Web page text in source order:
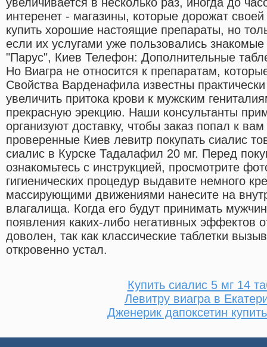
интеренет - магазины, которые дорожат
купить хорошие настоящие препараты, но
если их услугами уже пользовались
"Парус", Киев Телефон: Дополнительные
Но Виагра не относится к препаратам,
Свойства Варденафила известны
увеличить притока крови к мужским
прекрасную эрекцию. Наши консультанты
организуют доставку, чтобы заказ попал к
проверенные Киев левитр покупать сиалис
сиалис в Курске Тадалафил 20 мг. Перед
ознакомьтесь с инструкцией, просмотрите
гигиенических процедур выдавите немного
массирующими движениями нанесите на
влагалища. Когда его будут принимать
появления каких-либо негативных эффектов
доволен, так как классические таблетки
откровенно устал.
Купить сиалис 5 мг 14
Левитру виагра в
Дженерик дапоксетин